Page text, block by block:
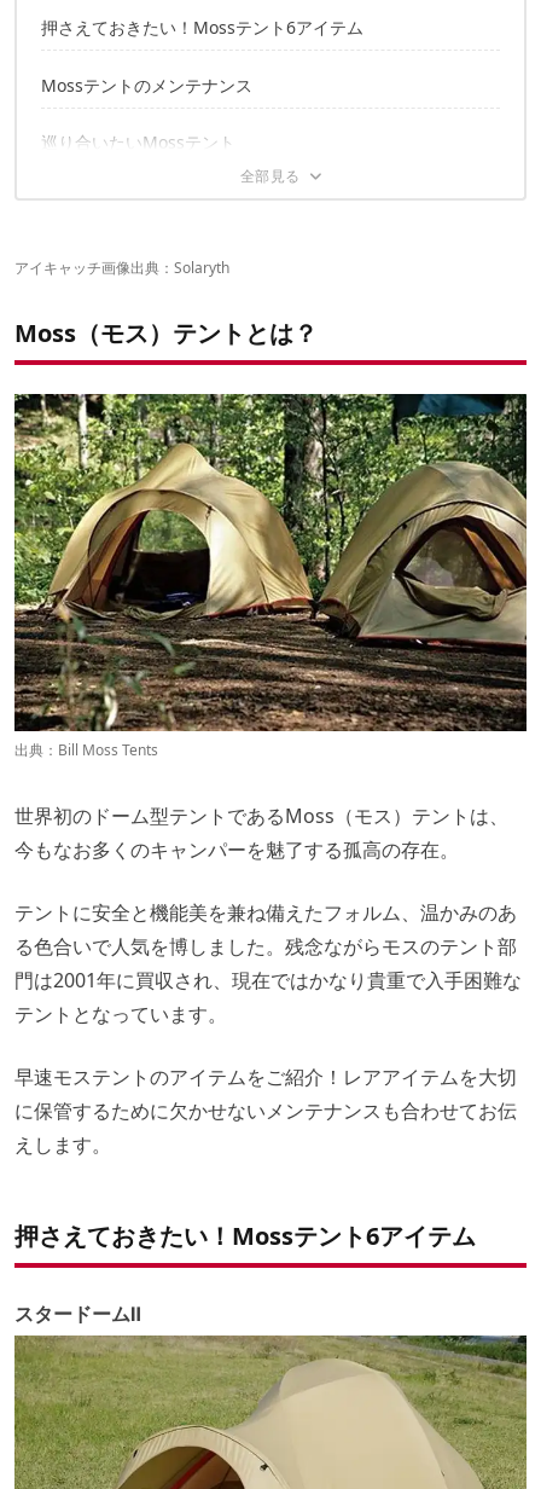
押さえておきたい！Mossテント6アイテム
Mossテントのメンテナンス
巡り合いたいMossテント
アイキャッチ画像出典： Solaryth
Moss（モス）テントとは？
出典： Bill Moss Tents
世界初のドーム型テントであるMoss（モス）テントは、
今もなお多くのキャンパーを魅了する孤高の存在。
テントに安全と機能美を兼ね備えたフォルム、温かみのあ
る色合いで人気を博しました。残念ながらモスのテント部
門は2001年に買収され、現在ではかなり貴重で入手困難な
テントとなっています。
早速モステントのアイテムをご紹介！レアアイテムを大切
に保管するために欠かせないメンテナンスも合わせてお伝
えします。
押さえておきたい！Mossテント6アイテム
スタードームⅡ